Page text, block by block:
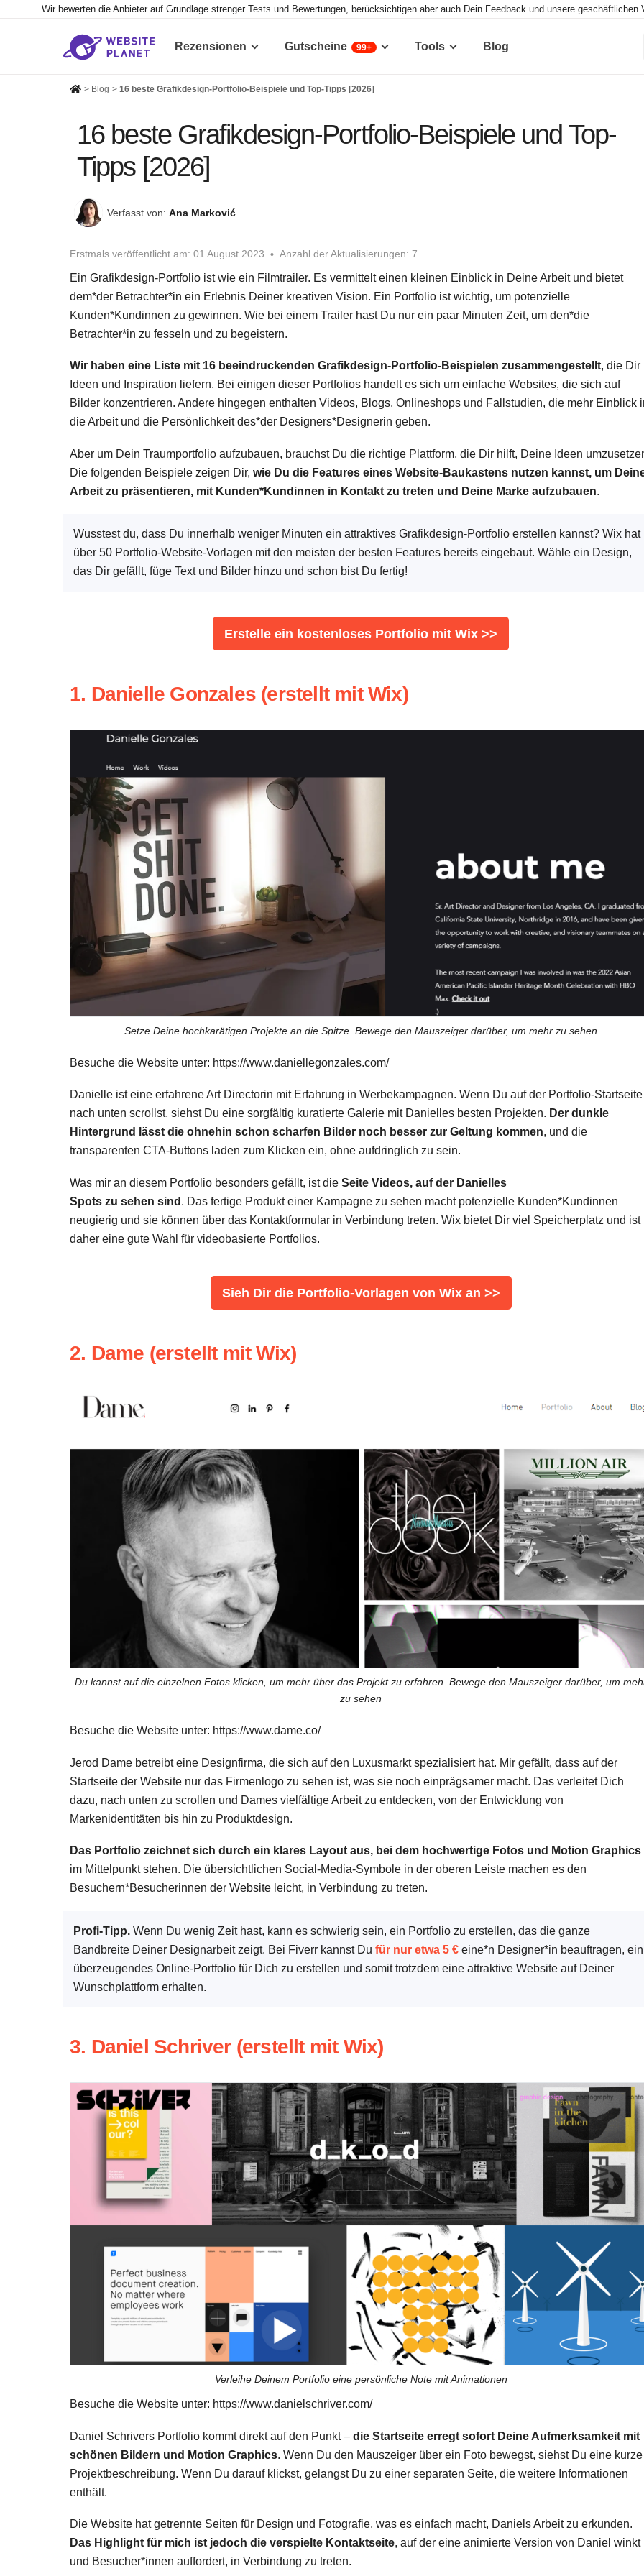
Wir bewerten die Anbieter auf Grundlage strenger Tests und Bewertungen, berücksichtigen aber auch Dein Feedback und unsere geschäftlichen
Rezensionen Gutscheine 99+ Tools Blog
> Blog > 16 beste Grafikdesign-Portfolio-Beispiele und Top-Tipps [2026]
16 beste Grafikdesign-Portfolio-Beispiele und Top-
Tipps [2026]
Verfasst von: Ana Marković
Erstmals veröffentlicht am: 01 August 2023 Anzahl der Aktualisierungen: 7
Ein Grafikdesign-Portfolio ist wie ein Filmtrailer. Es vermittelt einen kleinen Einblick in Deine Arbeit und bietet
dem*der Betrachter*in ein Erlebnis Deiner kreativen Vision. Ein Portfolio ist wichtig, um potenzielle
Kunden*Kundinnen zu gewinnen. Wie bei einem Trailer hast Du nur ein paar Minuten Zeit, um den*die
Betrachter*in zu fesseln und zu begeistern.
Wir haben eine Liste mit 16 beeindruckenden Grafikdesign-Portfolio-Beispielen zusammengestellt, die Dir
Ideen und Inspiration liefern. Bei einigen dieser Portfolios handelt es sich um einfache Websites, die sich auf
Bilder konzentrieren. Andere hingegen enthalten Videos, Blogs, Onlineshops und Fallstudien, die mehr Einblick
die Arbeit und die Persönlichkeit des*der Designers*Designerin geben.
Aber um Dein Traumportfolio aufzubauen, brauchst Du die richtige Plattform, die Dir hilft, Deine Ideen
Die folgenden Beispiele zeigen Dir, wie Du die Features eines Website-Baukastens nutzen kannst, um
Arbeit zu präsentieren, mit Kunden*Kundinnen in Kontakt zu treten und Deine Marke aufzubauen.
Wusstest du, dass Du innerhalb weniger Minuten ein attraktives Grafikdesign-Portfolio erstellen kannst? Wix hat
über 50 Portfolio-Website-Vorlagen mit den meisten der besten Features bereits eingebaut. Wähle ein Design,
das Dir gefällt, füge Text und Bilder hinzu und schon bist Du fertig!
Erstelle ein kostenloses Portfolio mit Wix >>
1. Danielle Gonzales (erstellt mit Wix)
Setze Deine hochkarätigen Projekte an die Spitze. Bewege den Mauszeiger darüber, um mehr zu sehen
Besuche die Website unter: https://www.daniellegonzales.com/
Danielle ist eine erfahrene Art Directorin mit Erfahrung in Werbekampagnen. Wenn Du auf der Portfolio-Startseite
nach unten scrollst, siehst Du eine sorgfältig kuratierte Galerie mit Danielles besten Projekten. Der dunkle
Hintergrund lässt die ohnehin schon scharfen Bilder noch besser zur Geltung kommen, und die
transparenten CTA-Buttons laden zum Klicken ein, ohne aufdringlich zu sein.
Was mir an diesem Portfolio besonders gefällt, ist die Seite Videos, auf der Danielles
Spots zu sehen sind . Das fertige Produkt einer Kampagne zu sehen macht potenzielle Kunden*Kundinnen
neugierig und sie können über das Kontaktformular in Verbindung treten. Wix bietet Dir viel Speicherplatz und ist
daher eine gute Wahl für videobasierte Portfolios.
Sieh Dir die Portfolio-Vorlagen von Wix an >>
2. Dame (erstellt mit Wix)
Du kannst auf die einzelnen Fotos klicken, um mehr über das Projekt zu erfahren. Bewege den Mauszeiger darüber, um
zu sehen
Besuche die Website unter: https://www.dame.co/
Jerod Dame betreibt eine Designfirma, die sich auf den Luxusmarkt spezialisiert hat. Mir gefällt, dass auf der
Startseite der Website nur das Firmenlogo zu sehen ist, was sie noch einprägsamer macht. Das verleitet Dich
dazu, nach unten zu scrollen und Dames vielfältige Arbeit zu entdecken, von der Entwicklung von
Markenidentitäten bis hin zu Produktdesign.
Das Portfolio zeichnet sich durch ein klares Layout aus, bei dem hochwertige Fotos und Motion Graphics
im Mittelpunkt stehen. Die übersichtlichen Social-Media-Symbole in der oberen Leiste machen es den
Besuchern*Besucherinnen der Website leicht, in Verbindung zu treten.
Profi-Tipp. Wenn Du wenig Zeit hast, kann es schwierig sein, ein Portfolio zu erstellen, das die ganze
Bandbreite Deiner Designarbeit zeigt. Bei Fiverr kannst Du für nur etwa 5 € eine*n Designer*in beauftragen, ein
überzeugendes Online-Portfolio für Dich zu erstellen und somit trotzdem eine attraktive Website auf Deiner
Wunschplattform erhalten.
3. Daniel Schriver (erstellt mit Wix)
Verleihe Deinem Portfolio eine persönliche Note mit Animationen
Besuche die Website unter: https://www.danielschriver.com/
Daniel Schrivers Portfolio kommt direkt auf den Punkt – die Startseite erregt sofort Deine Aufmerksamkeit mit
schönen Bildern und Motion Graphics. Wenn Du den Mauszeiger über ein Foto bewegst, siehst Du eine kurze
Projektbeschreibung. Wenn Du darauf klickst, gelangst Du zu einer separaten Seite, die weitere Informationen
enthält.
Die Website hat getrennte Seiten für Design und Fotografie, was es einfach macht, Daniels Arbeit zu erkunden.
Das Highlight für mich ist jedoch die verspielte Kontaktseite, auf der eine animierte Version von Daniel winkt
und Besucher*innen auffordert, in Verbindung zu treten.